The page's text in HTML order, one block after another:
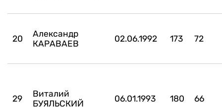
20
Александр
КАРАВАЕВ
02.06.1992 173 72
29
Виталий
БУЯЛЬСКИЙ
06.01.1993 180 66